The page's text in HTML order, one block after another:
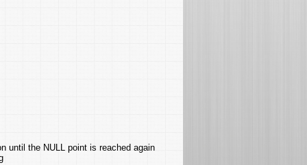
until the NULL point is reached again